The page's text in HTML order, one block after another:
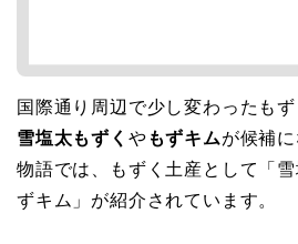
国際通り周辺で少し変わったもず
雪塩太もずく や もずキムが候補
物語では、もずく土産として「
ずキム」が紹介されています。